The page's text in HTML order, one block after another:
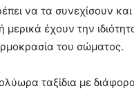
να τα συνεχίσουν και
μερικά έχουν την
του σώματος.
ταξίδια με